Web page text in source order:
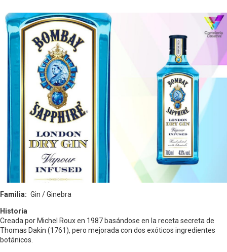
Familia Gin / Ginebra
Historia
Creada por Michel Roux en 1987 basándose en la receta secreta de
Thomas Dakin (1761), pero mejorada con dos exóticos ingredientes
botánicos.